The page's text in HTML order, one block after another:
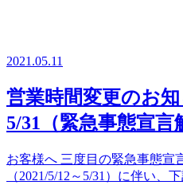
2021.05.11
営業時間変更のお知
5/31（緊急事態宣言
お客様へ 三度目の緊急事態宣
（2021/5/12～5/31）に伴い、